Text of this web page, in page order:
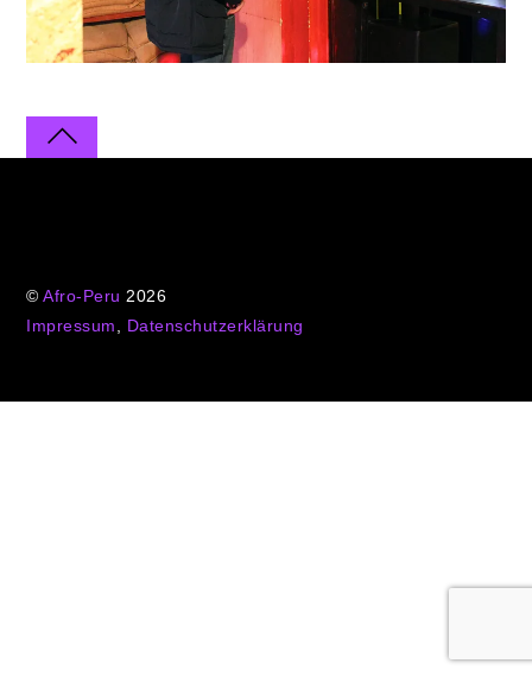
©Afro-Peru 2026
Impressum
Datenschutzerklärung